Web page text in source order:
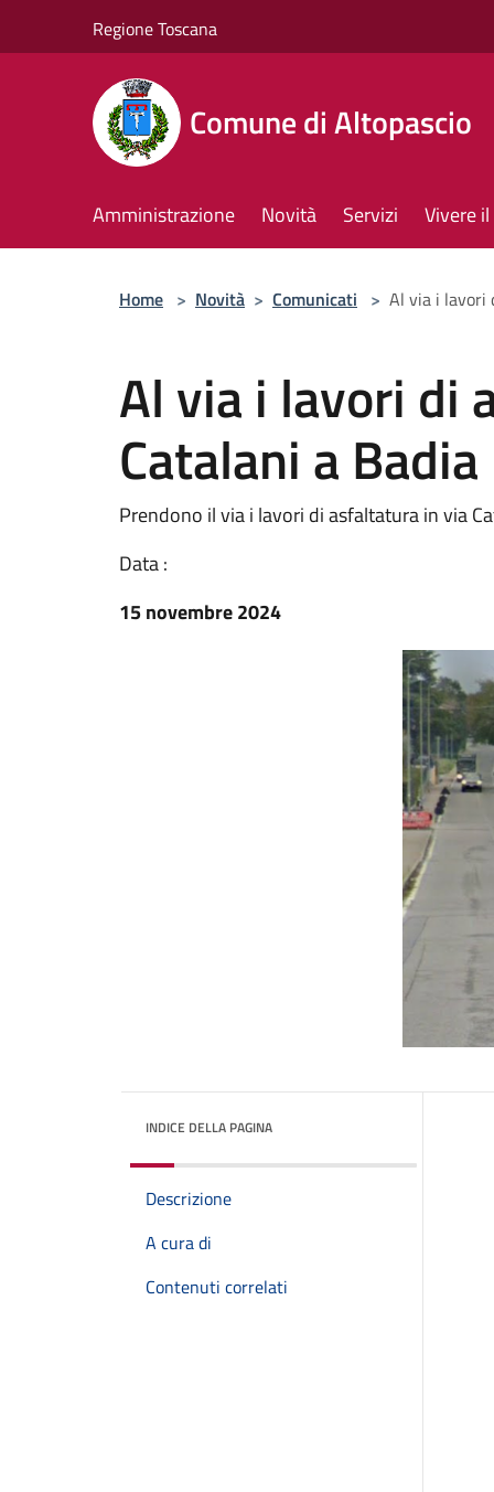
Regione Toscana
Comune di Altopascio
Amministrazione Novità Servizi Vivere
Home > Novità > Comunicati > Al via i lavori
Al via i lavori di
Catalani a
Prendono il via i lavori di asfaltatura in via
Data :
15 novembre 2024
INDICE DELLA PAGINA
Descrizione
A cura di
Contenuti correlati